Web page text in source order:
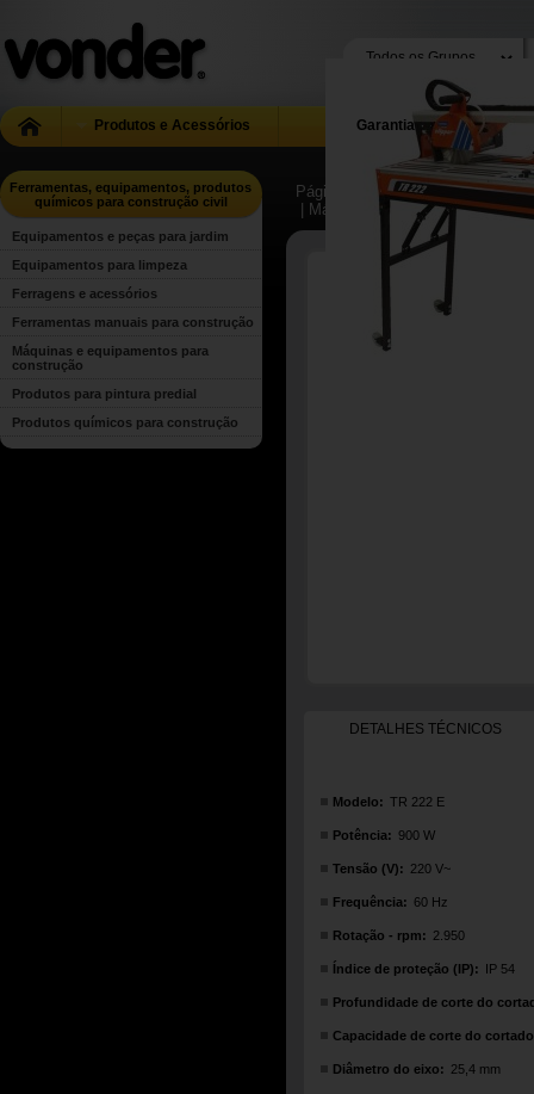
Produtos e Acessórios Garantia
Ferramentas, equipamentos, produtos
químicos para construção civil
Equipamentos e peças para jardim
Equipamentos para limpeza
Ferragens e acessórios
Ferramentas manuais para construção
Máquinas e equipamentos para
construção
Produtos para pintura predial
Produtos químicos para construção
Página Inicial | ... | Ferramentas,
| Máquinas e equipamentos para
DETALHES TÉCNICOS
Modelo: TR 222 E
Potência: 900 W
Tensão (V): 220 V~
Frequência: 60 Hz
Rotação - rpm: 2.950
Índice de proteção (IP): IP 54
Profundidade de corte do
Capacidade de corte do
Diâmetro do eixo: 25,4 mm